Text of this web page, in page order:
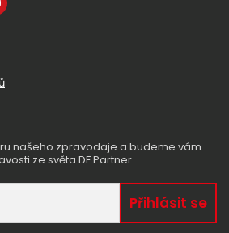
našeho zpravodaje a budeme vám
ze světa DF Partner.